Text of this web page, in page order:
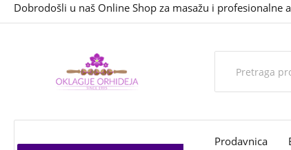
Dobrodošli u naš Online Shop za masažu i profesionalne
Prodavnica